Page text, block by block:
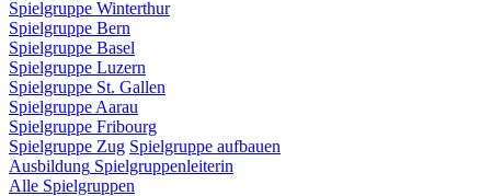
Spielgruppe Winterthur
Spielgruppe Bern
Spielgruppe Basel
Spielgruppe Luzern
Spielgruppe St. Gallen
Spielgruppe Aarau
Spielgruppe Fribourg
Spielgruppe Zug Spielgruppe aufbauen
Ausbildung Spielgruppenleiterin
Alle Spielgruppen